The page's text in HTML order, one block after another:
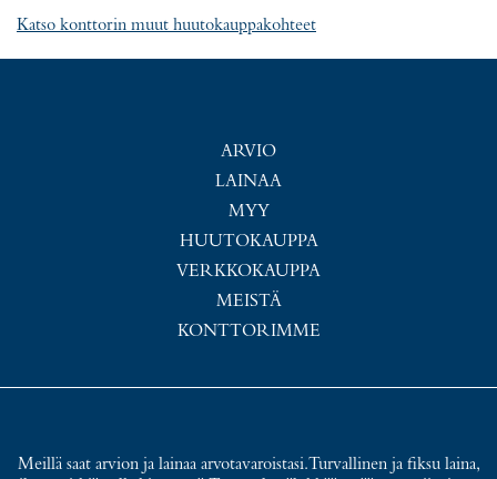
Katso konttorin muut huutokauppakohteet
ARVIO
LAINAA
MYY
HUUTOKAUPPA
VERKKOKAUPPA
MEISTÄ
KONTTORIMME
Meillä saat arvion ja lainaa arvotavaroistasi. Turvallinen ja fiksu laina,